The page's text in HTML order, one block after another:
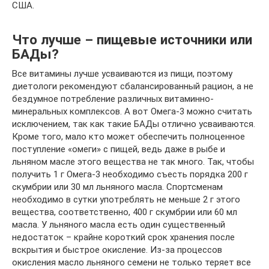
США.
Что лучше – пищевые источники или
БАДы?
Все витамины лучше усваиваются из пищи, поэтому
диетологи рекомендуют сбалансированный рацион, а не
бездумное потребление различных витаминно-
минеральных комплексов. А вот Омега-3 можно считать
исключением, так как такие БАДы отлично усваиваются.
Кроме того, мало кто может обеспечить полноценное
поступление «омеги» с пищей, ведь даже в рыбе и
льняном масле этого вещества не так много. Так, чтобы
получить 1 г Омега-3 необходимо съесть порядка 200 г
скумбрии или 30 мл льняного масла. Спортсменам
необходимо в сутки употреблять не меньше 2 г этого
вещества, соответственно, 400 г скумбрии или 60 мл
масла. У льняного масла есть один существенный
недостаток – крайне короткий срок хранения после
вскрытия и быстрое окисление. Из-за процессов
окисления масло льняного семени не только теряет все